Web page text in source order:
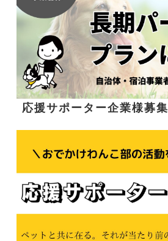
応援サポーター企業様募集